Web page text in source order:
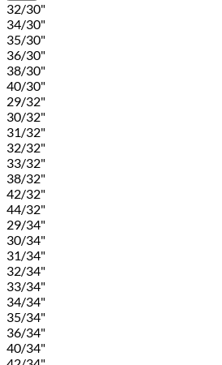
32/30"
34/30"
35/30"
36/30"
38/30"
40/30"
29/32"
30/32"
31/32"
32/32"
33/32"
38/32"
42/32"
44/32"
29/34"
30/34"
31/34"
32/34"
33/34"
34/34"
35/34"
36/34"
40/34"